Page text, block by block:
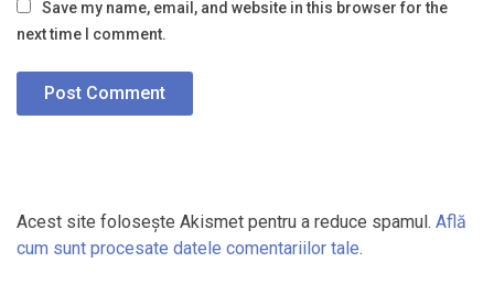
Save my name, email, and website in this browser for the
next time I comment.
Acest site folosește Akismet pentru a reduce spamul. Află
cum sunt procesate datele comentariilor tale.